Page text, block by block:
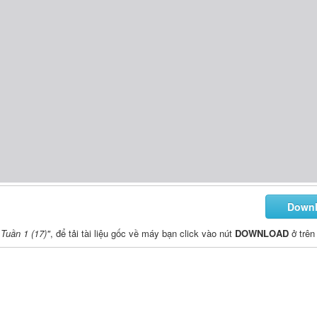
1 (17)", để tải tài liệu gốc về máy bạn click vào nút DOWNLOAD ở trên